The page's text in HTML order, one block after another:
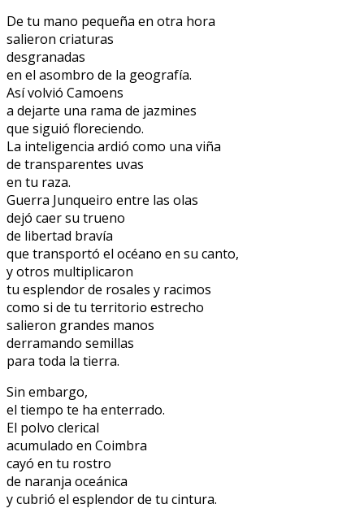
De tu mano pequeña en otra hora
salieron criaturas
desgranadas
en el asombro de la geografía.
Así volvió Camoens
a dejarte una rama de jazmines
que siguió floreciendo.
La inteligencia ardió como una viña
de transparentes uvas
en tu raza.
Guerra Junqueiro entre las olas
dejó caer su trueno
de libertad bravía
que transportó el océano en su canto,
y otros multiplicaron
tu esplendor de rosales y racimos
como si de tu territorio estrecho
salieron grandes manos
derramando semillas
para toda la tierra.
Sin embargo,
el tiempo te ha enterrado.
El polvo clerical
acumulado en Coimbra
cayó en tu rostro
de naranja oceánica
y cubrió el esplendor de tu cintura.